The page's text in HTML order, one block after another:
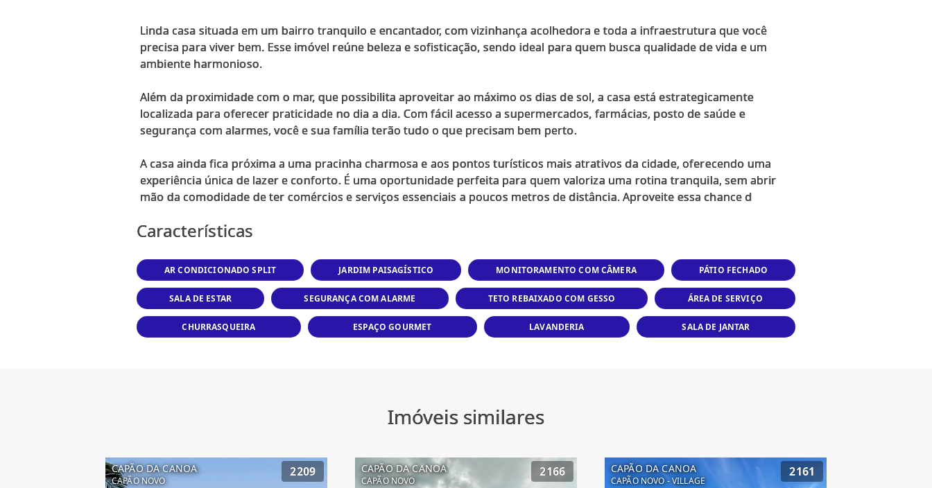
Linda casa situada em um bairro tranquilo e encantador, com vizinhança acolhedora e toda a infraestrutura que você
precisa para viver bem. Esse imóvel reúne beleza e sofisticação, sendo ideal para quem busca qualidade de vida e um
ambiente harmonioso.
Além da proximidade com o mar, que possibilita aproveitar ao máximo os dias de sol, a casa está estrategicamente
localizada para oferecer praticidade no dia a dia. Com fácil acesso a supermercados, farmácias, posto de saúde e
segurança com alarmes, você e sua família terão tudo o que precisam bem perto.
A casa ainda fica próxima a uma pracinha charmosa e aos pontos turísticos mais atrativos da cidade, oferecendo uma
experiência única de lazer e conforto. É uma oportunidade perfeita para quem valoriza uma rotina tranquila, sem abrir
Características
AR CONDICIONADO SPLIT JARDIM PAISAGÍSTICO MONITORAMENTO COM CÂMERA PÁTIO FECHADO
SALA DE ESTAR SEGURANÇA COM ALARME TETO REBAIXADO COM GESSO ÁREA DE SERVIÇO
CHURRASQUEIRA ESPAÇO GOURMET LAVANDERIA SALA DE JANTAR
Imóveis similares
CAPÃO DA CANOA
CAPÃO NOVO
2209 CAPÃO DA CANOA
CAPÃO NOVO
2166 CAPÃO DA CANOA
CAPÃO NOVO - VILLAGE
2161